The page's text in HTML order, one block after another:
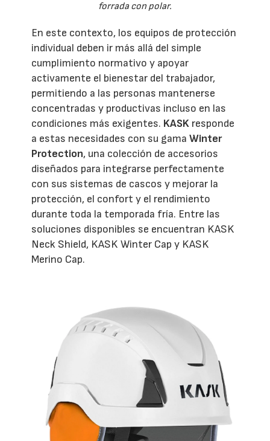
forrada con polar.
En este contexto, los equipos de protección
individual deben ir más allá del simple
cumplimiento normativo y apoyar
activamente el bienestar del trabajador,
permitiendo a las personas mantenerse
concentradas y productivas incluso en las
condiciones más exigentes. KASK responde
a estas necesidades con su gamaWinter
Protection, una colección de accesorios
diseñados para integrarse perfectamente
con sus sistemas de cascos y mejorar la
protección, el confort y el rendimiento
durante toda la temporada fría. Entre las
soluciones disponibles se encuentran KASK
Neck Shield, KASK Winter Cap y KASK
Merino Cap.